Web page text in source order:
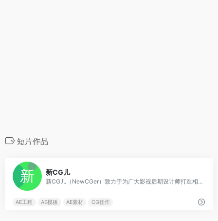
短片作品
新CG儿
新CG儿（NewCGer）致力于为广大影视后期设计师打造相互交流、分享作品与经验的互动平台。新CG儿同时还提供了免费AE模板素材下载和国内外CG佳作供CG儿学习与参考。
AE工程 AE模板 AE素材 CG佳作